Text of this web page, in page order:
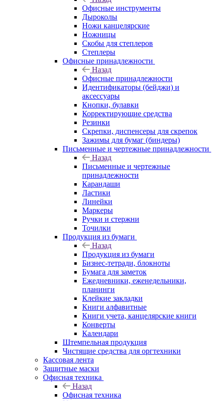
Офисные инструменты
Дыроколы
Ножи канцелярские
Ножницы
Скобы для степлеров
Степлеры
Офисные принадлежности
Назад
Офисные принадлежности
Идентификаторы (бейджи) и
аксессуары
Кнопки, булавки
Корректирующие средства
Резинки
Скрепки, диспенсеры для скрепок
Зажимы для бумаг (биндеры)
Письменные и чертежные принадлежности
Назад
Письменные и чертежные
принадлежности
Карандаши
Ластики
Линейки
Маркеры
Ручки и стержни
Точилки
Продукция из бумаги
Назад
Продукция из бумаги
Бизнес-тетради, блокноты
Бумага для заметок
Ежедневники, еженедельники,
планинги
Клейкие закладки
Книги алфавитные
Книги учета, канцелярские книги
Конверты
Календари
Штемпельная продукция
Чистящие средства для оргтехники
Кассовая лента
Защитные маски
Офисная техника
Назад
Офисная техника